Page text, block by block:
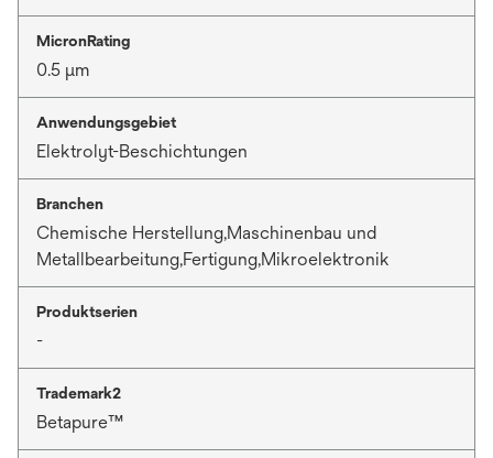
MicronRating
0.5 μm
Anwendungsgebiet
Elektrolyt-Beschichtungen
Branchen
Chemische Herstellung,Maschinenbau und
Metallbearbeitung,Fertigung,Mikroelektronik
Produktserien
-
Trademark2
Betapure™